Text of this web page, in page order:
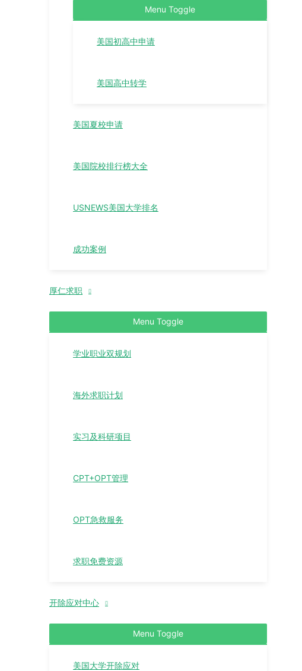
Menu Toggle
美国初高中申请
美国高中转学
美国夏校申请
美国院校排行榜大全
USNEWS美国大学排名
成功案例
厚仁求职
Menu Toggle
学业职业双规划
海外求职计划
实习及科研项目
CPT+OPT管理
OPT急救服务
求职免费资源
开除应对中心
Menu Toggle
美国大学开除应对